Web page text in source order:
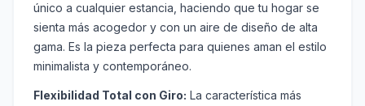
único a cualquier estancia, haciendo que tu hogar se
sienta más acogedor y con un aire de diseño de alta
gama. Es la pieza perfecta para quienes aman el estilo
minimalista y contemporáneo.
Flexibilidad Total con Giro: La característica más